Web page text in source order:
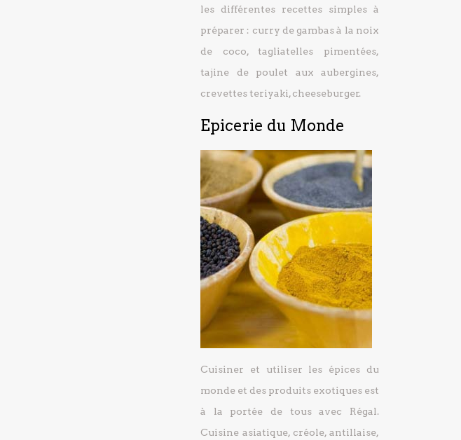
les différentes recettes simples à
préparer : curry de gambas à la noix
de coco, tagliatelles pimentées,
tajine de poulet aux aubergines,
crevettes teriyaki, cheeseburger.
Epicerie du Monde
Cuisiner et utiliser les épices du
monde et des produits exotiques est
à la portée de tous avec Régal.
Cuisine asiatique, créole, antillaise,